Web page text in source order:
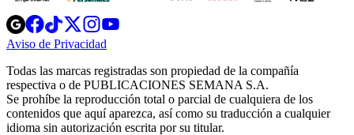
Opens
in
new
Opens
in
new
Opens
in
new
window
Opens
new
windowwindow
Aviso de Privacidad
new
window
Todas las marcas registradas son propiedad de la compañía
respectiva o de PUBLICACIONES SEMANA S.A.
Se prohíbe la reproducción total o parcial de cualquiera de los
contenidos que aquí aparezca, así como su traducción a cualquier
idioma sin autorización escrita por su titular.